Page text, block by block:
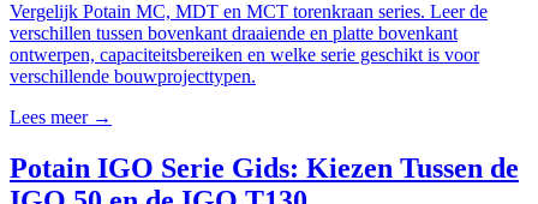
Vergelijk Potain MC, MDT en MCT torenkraan series. Leer de
verschillen tussen bovenkant draaiende en platte bovenkant
ontwerpen, capaciteitsbereiken en welke serie geschikt is voor
verschillende bouwprojecttypen.
Lees meer →
Potain IGO Serie Gids: Kiezen Tussen de